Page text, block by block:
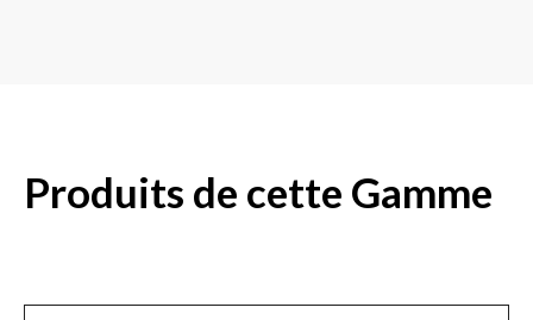
Produits de cette Gamme